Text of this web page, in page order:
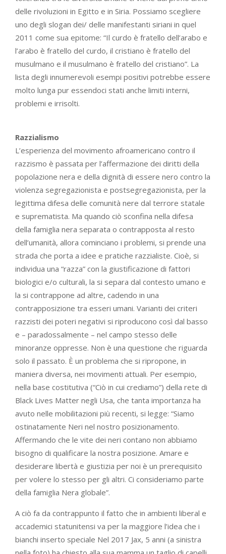
delle rivoluzioni in Egitto e in Siria. Possiamo scegliere
uno degli slogan dei/ delle manifestanti siriani in quel
2011 come sua epitome: “Il curdo è fratello dell’arabo e
l’arabo è fratello del curdo, il cristiano è fratello del
musulmano e il musulmano è fratello del cristiano”. La
lista degli innumerevoli esempi positivi potrebbe essere
molto lunga pur essendoci stati anche limiti interni,
problemi e irrisolti.
Razzialismo
L’esperienza del movimento afroamericano contro il
razzismo è passata per l’affermazione dei diritti della
popolazione nera e della dignità di essere nero contro la
violenza segregazionista e postsegregazionista, per la
legittima difesa delle comunità nere dal terrore statale
e suprematista. Ma quando ciò sconfina nella difesa
della famiglia nera separata o contrapposta al resto
dell’umanità, allora cominciano i problemi, si prende una
strada che porta a idee e pratiche razzialiste. Cioè, si
individua una “razza” con la giustificazione di fattori
biologici e/o culturali, la si separa dal contesto umano e
la si contrappone ad altre, cadendo in una
contrapposizione tra esseri umani. Varianti dei criteri
razzisti dei poteri negativi si riproducono così dal basso
e – paradossalmente – nel campo stesso delle
minoranze oppresse. Non è una questione che riguarda
solo il passato. È un problema che si ripropone, in
maniera diversa, nei movimenti attuali. Per esempio,
nella base costitutiva (“Ciò in cui crediamo”) della rete di
Black Lives Matter negli Usa, che tanta importanza ha
avuto nelle mobilitazioni più recenti, si legge: “Siamo
ostinatamente Neri nel nostro posizionamento.
Affermando che le vite dei neri contano non abbiamo
bisogno di qualificare la nostra posizione. Amare e
desiderare libertà e giustizia per noi è un prerequisito
per volere lo stesso per gli altri. Ci consideriamo parte
della famiglia Nera globale”.
A ciò fa da contrappunto il fatto che in ambienti liberal e
accademici statunitensi va per la maggiore l’idea che i
bianchi inserto speciale Nel 2017 Jax, 5 anni (a sinistra